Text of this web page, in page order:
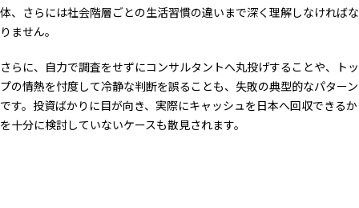
体、さらには社会階層ごとの生活習慣の違いまで深く理解しなければな
りません。
さらに、自力で調査をせずにコンサルタントへ丸投げすることや、トッ
プの情熱を忖度して冷静な判断を誤ることも、失敗の典型的なパターン
です。投資ばかりに目が向き、実際にキャッシュを日本へ回収できるか
を十分に検討していないケースも散見されます。